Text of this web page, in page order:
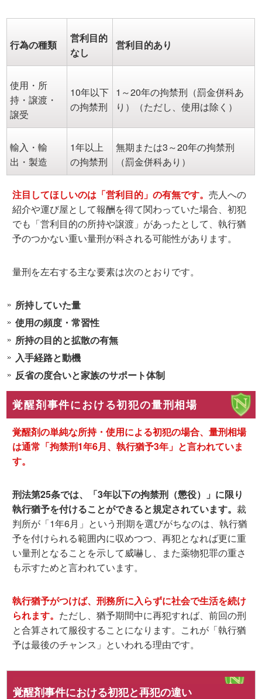
行為の種類
営利目的
なし
営利目的あり
使用・所
持・譲渡・
譲受
10年以下
の拘禁刑
1～20年の拘禁刑（罰金併科あ
り）（ただし、使用は除く）
輸入・輸
出・製造
1年以上
の拘禁刑
無期または3～20年の拘禁刑
（罰金併科あり）
注目してほしいのは「営利目的」の有無です。売人への
紹介や運び屋として報酬を得て関わっていた場合、初犯
でも「営利目的の所持や譲渡」があったとして、執行猶
予のつかない重い量刑が科される可能性があります。
量刑を左右する主な要素は次のとおりです。
所持していた量
使用の頻度・常習性
所持の目的と拡散の有無
入手経路と動機
反省の度合いと家族のサポート体制
覚醒剤事件における初犯の量刑相場
覚醒剤の単純な所持・使用による初犯の場合、量刑相場
は通常「拘禁刑1年6月、執行猶予3年」と言われていま
す。
刑法第25条では、「3年以下の拘禁刑（懲役）」に限り
執行猶予を付けることができると規定されています。裁
判所が「1年6月」という刑期を選びがちなのは、執行猶
予を付けられる範囲内に収めつつ、再犯となれば更に重
い量刑となることを示して威嚇し、また薬物犯罪の重さ
も示すためと言われています。
執行猶予がつけば、刑務所に入らずに社会で生活を続け
られます。 ただし、猶予期間中に再犯すれば、前回の刑
と合算されて服役することになります。これが「執行猶
予は最後のチャンス」といわれる理由です。
覚醒剤事件における初犯と再犯の違い